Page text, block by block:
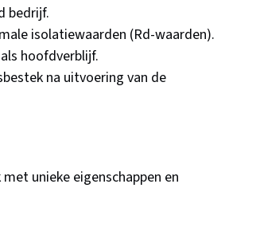
bedrijf.
isolatiewaarden (Rd-waarden).
hoofdverblijf.
na uitvoering van de
unieke eigenschappen en